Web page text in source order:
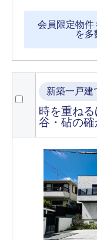
会員限定物件
を多
新築一戸建
時を重ね
谷・砧の確